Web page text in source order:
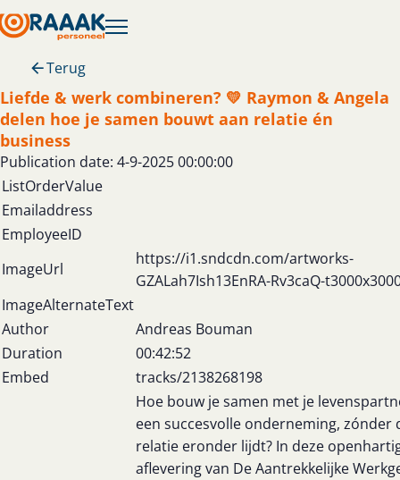
Terug
Liefde & werk combineren? 💛 Raymon & Angela
delen hoe je samen bouwt aan relatie én
business
Publication date: 4-9-2025 00:00:00
ListOrderValue
Emailaddress
EmployeeID
ImageUrl
https://i1.sndcdn.com/artworks-
GZALah7Ish13EnRA-Rv3caQ-
ImageAlternateText
Author
Andreas Bouman
Duration
00:42:52
Embed
tracks/2138268198
Hoe bouw je samen met je
een succesvolle onderneming, zónder
relatie eronder lijdt? In deze
aflevering van De Aantrekkelijke